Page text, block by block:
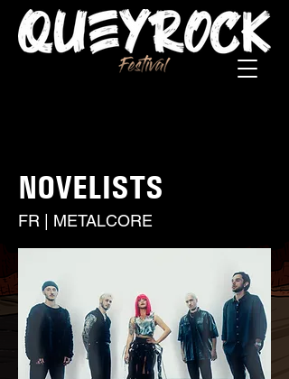
NOVELISTS
FR | METALCORE